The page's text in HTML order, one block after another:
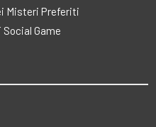
Misteri Preferiti
Social Game